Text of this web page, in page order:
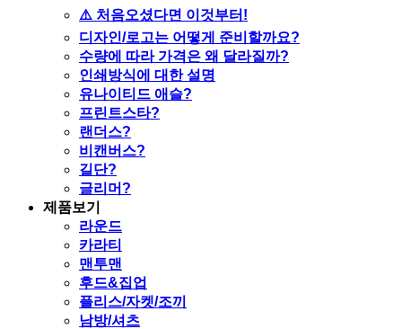
⚠️ 처음오셨다면 이것부터!
디자인/로고는 어떻게 준비할까요?
수량에 따라 가격은 왜 달라질까?
인쇄방식에 대한 설명
유나이티드 애슬?
프린트스타?
랜더스?
비캔버스?
길단?
글리머?
제품보기
라운드
카라티
맨투맨
후드&집업
플리스/자켓/조끼
남방/셔츠